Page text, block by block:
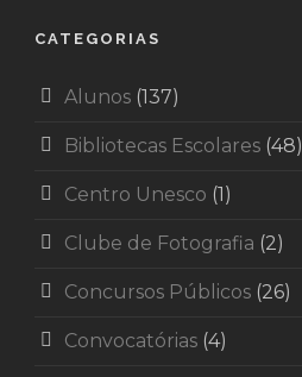
CATEGORIAS
Alunos (137)
Bibliotecas Escolares (48)
Centro Unesco (1)
Clube de Fotografia (2)
Concursos Públicos (26)
Convocatórias (4)